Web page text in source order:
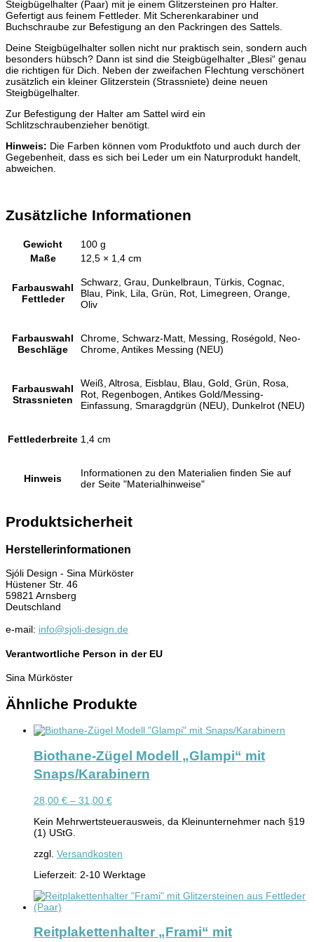
Steigbügelhalter (Paar) mit je einem Glitzersteinen pro Halter.
Gefertigt aus feinem Fettleder. Mit Scherenkarabiner und
Buchschraube zur Befestigung an den Packringen des Sattels.
Deine Steigbügelhalter sollen nicht nur praktisch sein, sondern auch
besonders hübsch? Dann ist sind die Steigbügelhalter „Blesi“ genau
die richtigen für Dich. Neben der zweifachen Flechtung verschönert
zusätzlich ein kleiner Glitzerstein (Strassniete) deine neuen
Steigbügelhalter.
Zur Befestigung der Halter am Sattel wird ein
Schlitzschraubenzieher benötigt.
Hinweis: Die Farben können vom Produktfoto und auch durch der
Gegebenheit, dass es sich bei Leder um ein Naturprodukt handelt,
abweichen.
Zusätzliche Informationen
Gewicht
100 g
Maße
12,5 × 1,4 cm
Farbauswahl
Fettleder
Schwarz, Grau, Dunkelbraun, Türkis, Cognac,
Blau, Pink, Lila, Grün, Rot, Limegreen, Orange,
Oliv
Farbauswahl
Beschläge
Chrome, Schwarz-Matt, Messing, Roségold, Neo-
Chrome, Antikes Messing (NEU)
Farbauswahl
Strassnieten
Weiß, Altrosa, Eisblau, Blau, Gold, Grün, Rosa,
Rot, Regenbogen, Antikes Gold/Messing-
Einfassung, Smaragdgrün (NEU), Dunkelrot (NEU)
Fettlederbreite 1,4 cm
Hinweis
Informationen zu den Materialien finden Sie auf
der Seite "Materialhinweise"
Produktsicherheit
Herstellerinformationen
Sjóli Design - Sina Mürköster
Hüstener Str. 46
59821 Arnsberg
Deutschland
e-mail: info@sjoli-design.de
Verantwortliche Person in der EU
Sina Mürköster
Ähnliche Produkte
Biothane-Zügel Modell „Glampi“ mit
Snaps/Karabinern
28,00 € – 31,00 €
Kein Mehrwertsteuerausweis, da Kleinunternehmer nach §19
(1) UStG.
zzgl. Versandkosten
Lieferzeit: 2-10 Werktage
Reitplakettenhalter „Frami“ mit